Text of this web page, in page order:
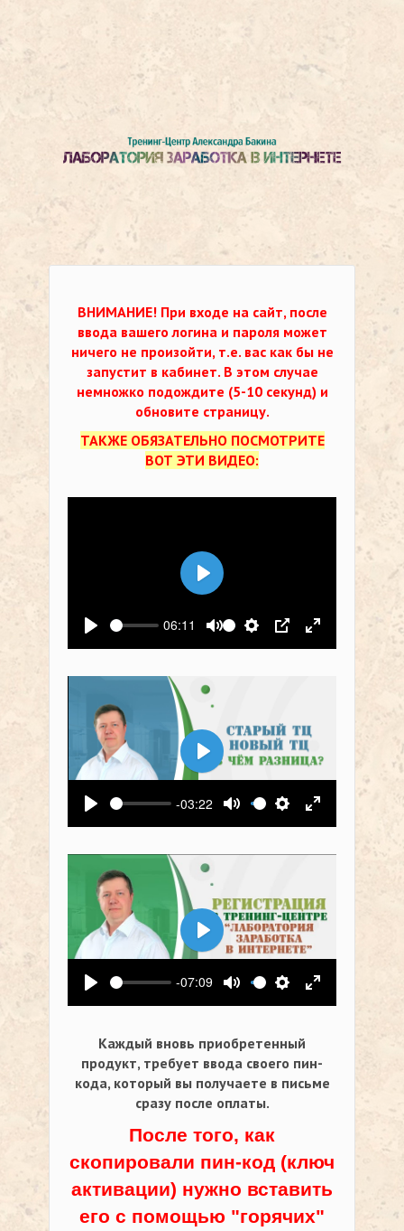
ВНИМАНИЕ! При входе на сайт, после
ввода вашего логина и пароля может
ничего не произойти, т.е. вас как бы не
запустит в кабинет. В этом случае
немножко подождите (5-10 секунд) и
обновите страницу.
ТАКЖЕ ОБЯЗАТЕЛЬНО ПОСМОТРИТЕ
ВОТ ЭТИ ВИДЕО:
Воспроизвести
06:11
Выключить звук
Настройки
PIP На весь
Воспроизвести
Воспроизвести
-03:22
Выключить звук
Настройки
На весь
Воспроизвести
Воспроизвести
-07:09
Выключить звук
Настройки
На весь
Воспроизвести
Каждый вновь приобретенный
продукт, требует ввода своего пин-
кода, который вы получаете в письме
сразу после оплаты.
После того, как
скопировали пин-код (ключ
активации) нужно вставить
его с помощью "горячих"